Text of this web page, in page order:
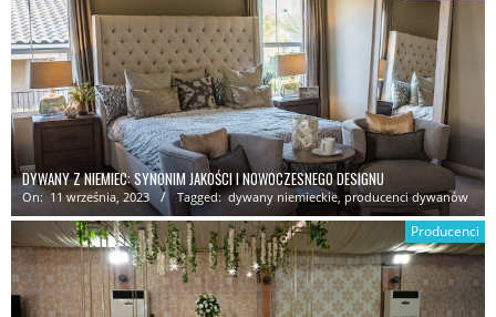
DYWANY Z NIEMIEC: SYNONIM JAKOŚCI I NOWOCZESNEGO DESIGNU
On: 11 września, 2023 Tagged: dywany niemieckie, producenci dywanów
Producenci